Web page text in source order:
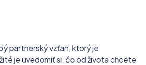
partnerský vzťah, ktorý je
je uvedomiť si, čo od života chcete